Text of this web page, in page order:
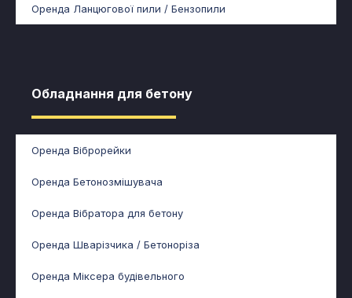
Оренда Ланцюгової пили / Бензопили
Обладнання для бетону​
Оренда Віброрейки
Оренда Бетонозмішувача
Оренда Вібратора для бетону
Оренда Шварізчика / Бетоноріза
Оренда Міксера будівельного